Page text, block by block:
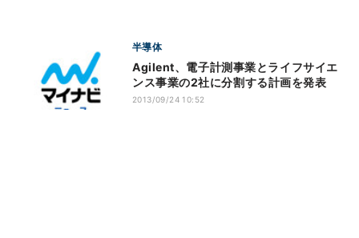
半導体
Agilent、電子計測事業とライフサイエ
ンス事業の2社に分割する計画を発表
2013/09/24 10:52